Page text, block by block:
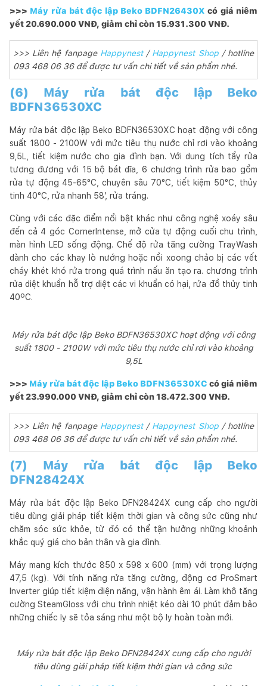
>>> Máy rửa bát độc lập Beko BDFN26430X có giá niêm
yết 20.690.000 VNĐ, giảm chỉ còn 15.931.300 VNĐ.
>>> Liên hệ fanpage Happynest/ Happynest Shop/ hotline
093 468 06 36 để được tư vấn chi tiết về sản phẩm nhé.
(6) Máy rửa bát độc lập Beko
BDFN36530XC
Máy rửa bát độc lập Beko BDFN36530XC hoạt động với công
suất 1800 - 2100W với mức tiêu thụ nước chỉ rơi vào khoảng
9,5L, tiết kiệm nước cho gia đình bạn. Với dung tích tẩy rửa
tương đương với 15 bộ bát dĩa, 6 chương trình rửa bao gồm
rửa tự động 45-65°C, chuyên sâu 70°C, tiết kiệm 50°C, thủy
tinh 40°C, rửa nhanh 58′, rửa tráng.
Cùng với các đặc điểm nổi bật khác như công nghệ xoáy sâu
đến cả 4 góc CornerIntense, mở cửa tự động cuối chu trình,
màn hình LED sống động. Chế độ rửa tăng cường TrayWash
dành cho các khay lò nướng hoặc nồi xoong chảo bị các vết
cháy khét khó rửa trong quá trình nấu ăn tạo ra. chương trình
rửa diệt khuẩn hỗ trợ diệt các vi khuẩn có hại, rửa đồ thủy tinh
40ºC.
Máy rửa bát độc lập Beko BDFN36530XC hoạt động với công
suất 1800 - 2100W với mức tiêu thụ nước chỉ rơi vào khoảng
9,5L
>>> Máy rửa bát độc lập Beko BDFN36530XC có giá niêm
yết 23.990.000 VNĐ, giảm chỉ còn 18.472.300 VNĐ.
>>> Liên hệ fanpage Happynest/ Happynest Shop/ hotline
093 468 06 36 để được tư vấn chi tiết về sản phẩm nhé.
(7) Máy rửa bát độc lập Beko
DFN28424X
Máy rửa bát độc lập Beko DFN28424X cung cấp cho người
tiêu dùng giải pháp tiết kiệm thời gian và công sức cũng như
chăm sóc sức khỏe, từ đó có thể tận hưởng những khoảnh
khắc quý giá cho bản thân và gia đình.
Máy mang kích thước 850 x 598 x 600 (mm) với trọng lượng
47,5 (kg). Với tính năng rửa tăng cường, động cơ ProSmart
Inverter giúp tiết kiệm điện năng, vận hành êm ái. Làm khô tăng
cường SteamGloss với chu trình nhiệt kéo dài 10 phút đảm bảo
những chiếc ly sẽ tỏa sáng như một bộ ly hoàn toàn mới.
Máy rửa bát độc lập Beko DFN28424X cung cấp cho người
tiêu dùng giải pháp tiết kiệm thời gian và công sức